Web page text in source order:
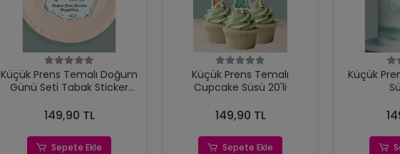
Küçük Prens Temalı Doğum
Günü Seti Tabak Sticker
149,90 TL
Sepete Ekle
Küçük Prens Temalı
Cupcake Süsü 20'li
149,90 TL
Sepete Ekle
Küçük